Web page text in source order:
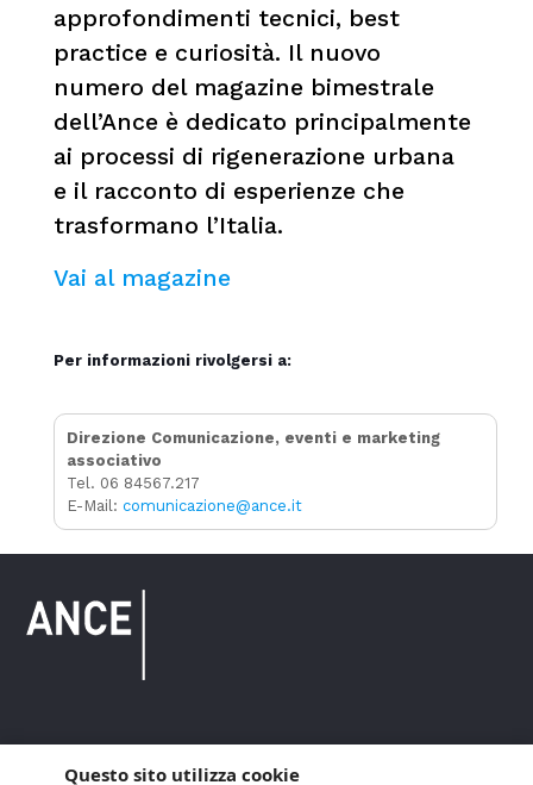
approfondimenti tecnici, best
practice e curiosità. Il nuovo
numero del magazine bimestrale
dell’Ance è dedicato principalmente
ai processi di rigenerazione urbana
e il racconto di esperienze che
trasformano l’Italia.
Vai al magazine
Per informazioni rivolgersi a:
Direzione Comunicazione, eventi e marketing
associativo
Tel. 06 84567.217
E-Mail: comunicazione@ance.it
Copyright © 2021 ANCE. Tutti i diritti riservati.
Questo sito utilizza cookie